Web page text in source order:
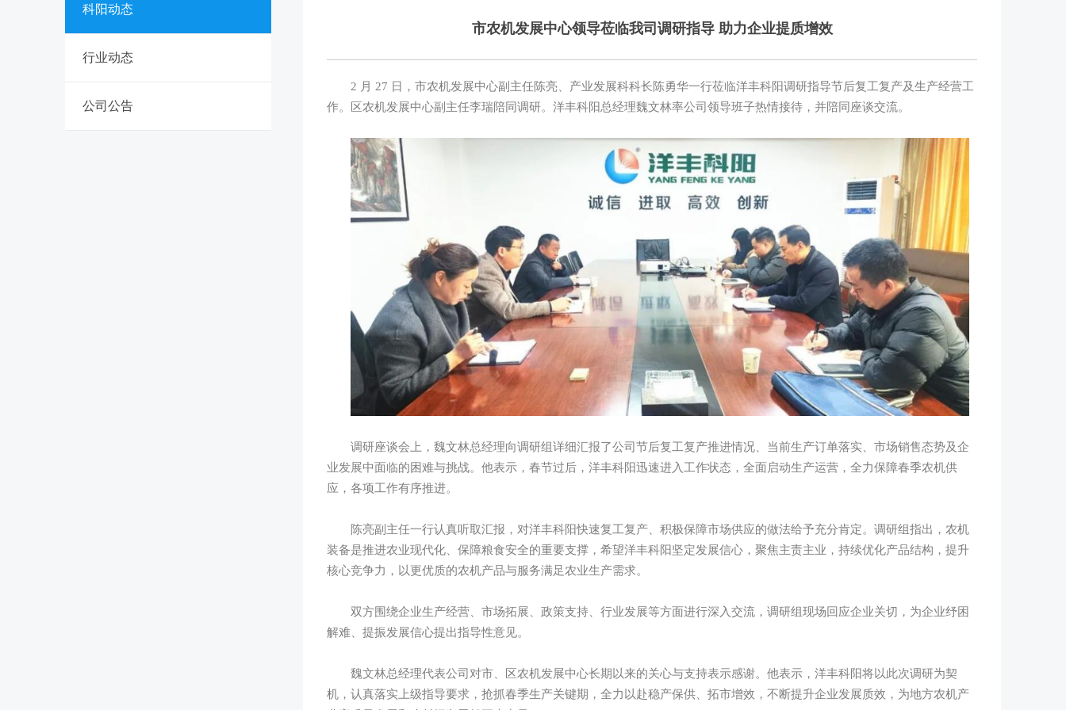
科阳动态
行业动态
公司公告
市农机发展中心领导莅临我司调研指导 助力企业提质增效
2 月 27 日，市农机发展中心副主任陈亮、产业发展科科长陈勇华一行莅临洋丰科阳调研指导节后复工复产及生产经营工
作。区农机发展中心副主任李瑞陪同调研。洋丰科阳总经理魏文林率公司领导班子热情接待，并陪同座谈交流。
调研座谈会上，魏文林总经理向调研组详细汇报了公司节后复工复产推进情况、当前生产订单落实、市场销售态势及企
业发展中面临的困难与挑战。他表示，春节过后，洋丰科阳迅速进入工作状态，全面启动生产运营，全力保障春季农机供
应，各项工作有序推进。
陈亮副主任一行认真听取汇报，对洋丰科阳快速复工复产、积极保障市场供应的做法给予充分肯定。调研组指出，农机
装备是推进农业现代化、保障粮食安全的重要支撑，希望洋丰科阳坚定发展信心，聚焦主责主业，持续优化产品结构，提升
核心竞争力，以更优质的农机产品与服务满足农业生产需求。
双方围绕企业生产经营、市场拓展、政策支持、行业发展等方面进行深入交流，调研组现场回应企业关切，为企业纾困
解难、提振发展信心提出指导性意见。
魏文林总经理代表公司对市、区农机发展中心长期以来的关心与支持表示感谢。他表示，洋丰科阳将以此次调研为契
机，认真落实上级指导要求，抢抓春季生产关键期，全力以赴稳产保供、拓市增效，不断提升企业发展质效，为地方农机产